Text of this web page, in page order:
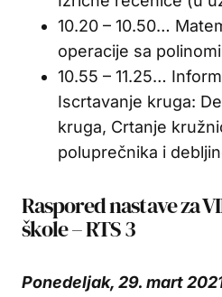
10.20 – 10.50…
operacije sa
10.55 – 11.25…
Iscrtavanje kruga:
kruga, Crtanje
poluprečnika i
Raspored nastave za
škole – RTS 3
Ponedeljak, 29. mart